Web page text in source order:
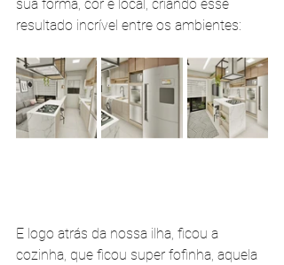
sua forma, cor e local, criando esse
resultado incrível entre os ambientes:
E logo atrás da nossa ilha, ficou a
cozinha, que ficou super fofinha, aquela